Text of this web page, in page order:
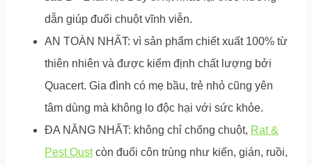
dẫn giúp đuổi chuột vĩnh viễn.
AN TOÀN NHẤT: vì sản phẩm chiết xuất 100% từ
thiên nhiên và được kiểm định chất lượng bởi
Quacert. Gia đình có mẹ bầu, trẻ nhỏ cũng yên
tâm dùng mà không lo độc hại với sức khỏe.
ĐA NĂNG NHẤT: không chỉ chống chuột, Rat &
Pest Oustcòn đuổi côn trùng như kiến, gián, ruồi,